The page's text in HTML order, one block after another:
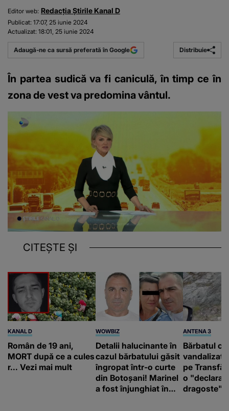
Editor web: Redacția Știrile Kanal D
Publicat: 17:07, 25 iunie 2024
Actualizat: 18:01, 25 iunie 2024
Adaugă-ne ca sursă preferată în Google Distribuie
În partea sudică va fi caniculă, în timp ce în
zona de vest va predomina vântul.
CITEȘTE ȘI
KANAL D
Român de 19 ani,
MORT după ce a cules
r... Vezi mai mult
WOWBIZ
Detalii halucinante în
cazul bărbatului găsit
îngropat într-o curte
din Botoșani! Marinel
a fost înjunghiat în
ANTENA 3
Bărbatul
vandalizat
pe
o
dragoste"